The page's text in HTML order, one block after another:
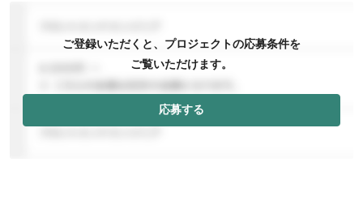
ご登録いただくと、プロジェクトの応募条件を
ご覧いただけます。
応募する